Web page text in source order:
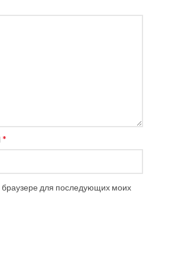
*
браузере для последующих моих